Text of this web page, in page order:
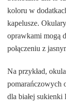
koloru w
kapelusze.
oprawkami mogą
połączeniu z
Na przykład,
pomarańczowych
dla białej